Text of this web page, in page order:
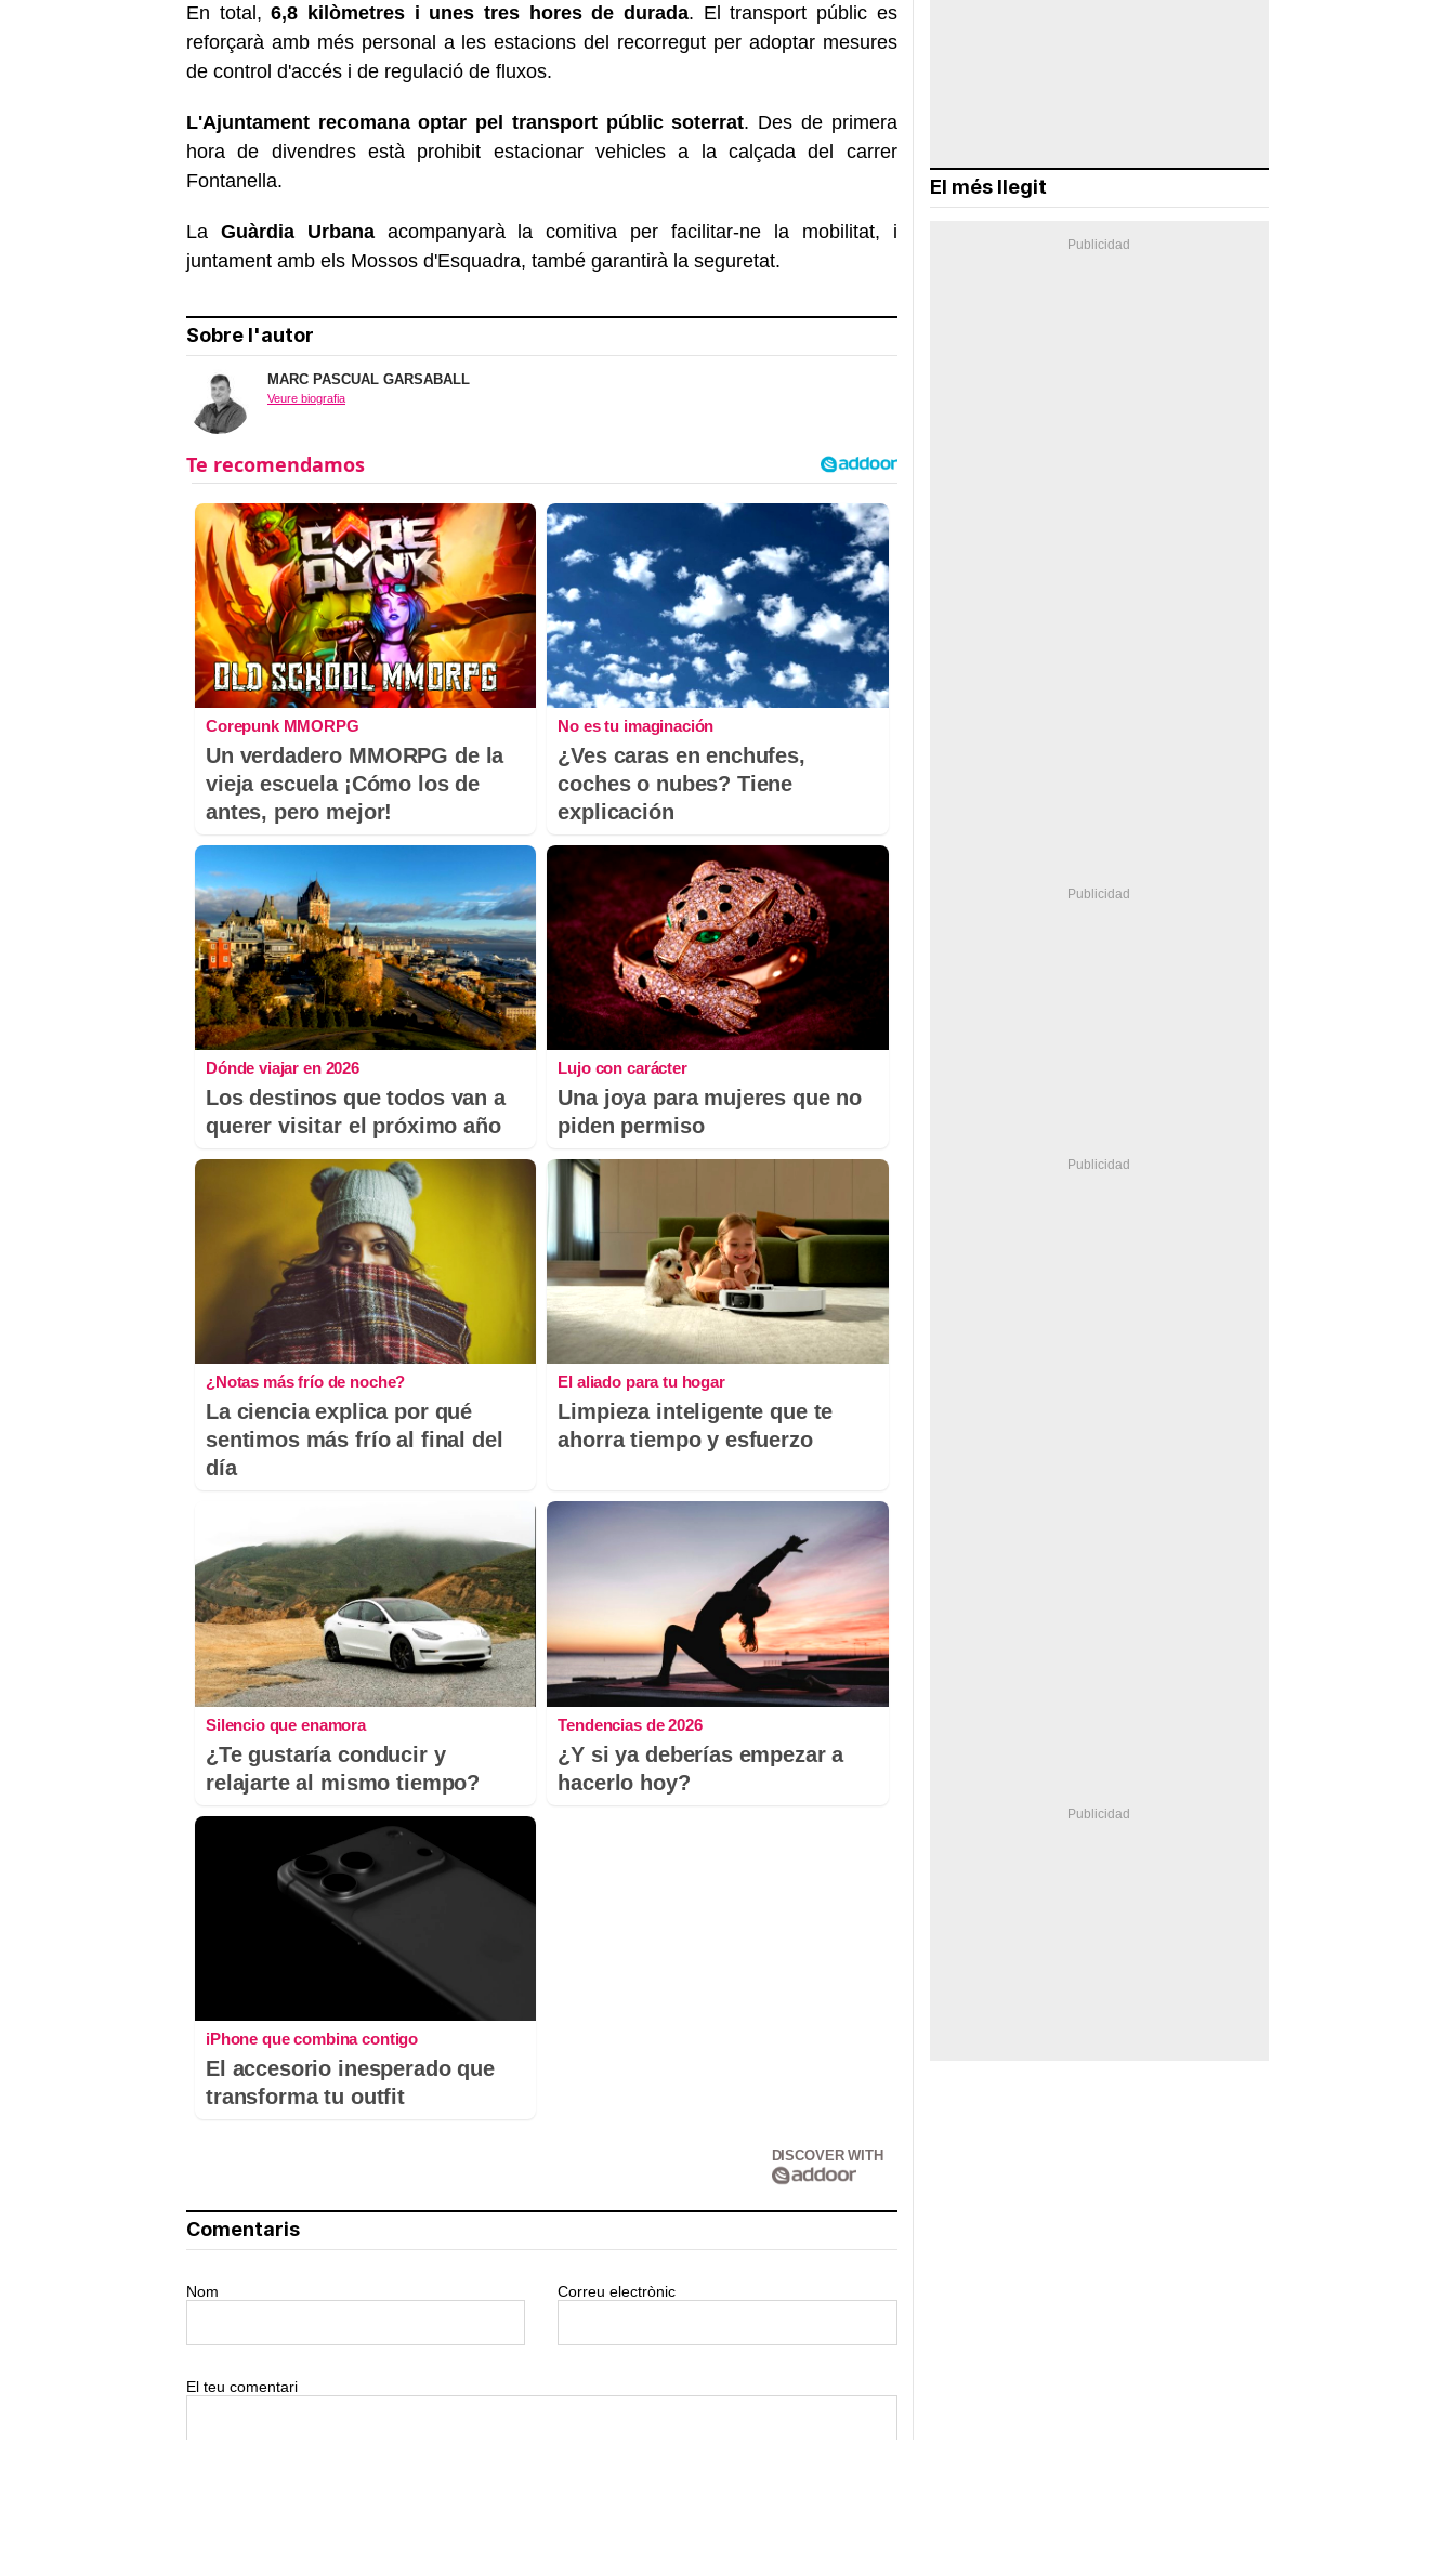
En total, 6,8 kilòmetres i unes tres hores de durada. El transport públic es
reforçarà amb més personal a les estacions del recorregut per adoptar mesures
de control d'accés i de regulació de fluxos.
L'Ajuntament recomana optar pel transport públic soterrat. Des de primera
hora de divendres està prohibit estacionar vehicles a la calçada del carrer
Fontanella.
La Guàrdia Urbanaacompanyarà la comitiva per facilitar-ne la mobilitat, i
juntament amb els Mossos d'Esquadra, també garantirà la seguretat.
Sobre l'autor
MARC PASCUAL GARSABALL
Veure biografia
Corepunk MMORPG
Un verdadero MMORPG de la
vieja escuela ¡Cómo los de
antes, pero mejor!
No es tu imaginación
¿Ves caras en enchufes,
coches o nubes? Tiene
explicación
Dónde viajar en 2026
Los destinos que todos van a
querer visitar el próximo año
Lujo con carácter
Una joya para mujeres que no
piden permiso
¿Notas más frío de noche?
La ciencia explica por qué
sentimos más frío al final del
día
El aliado para tu hogar
Limpieza inteligente que te
ahorra tiempo y esfuerzo
Silencio que enamora
¿Te gustaría conducir y
relajarte al mismo tiempo?
Tendencias de 2026
¿Y si ya deberías empezar a
hacerlo hoy?
iPhone que combina contigo
El accesorio inesperado que
transforma tu outfit
DISCOVER WITH
Comentaris
Nom Correu electrònic
El teu comentari
El més llegit